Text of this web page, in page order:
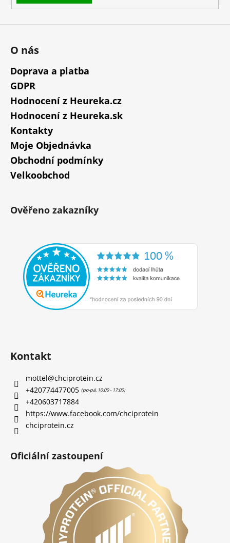
O nás
Doprava a platba
GDPR
Hodnocení z Heureka.cz
Hodnocení z Heureka.sk
Kontakty
Moje Objednávka
Obchodní podmínky
Velkoobchod
Ověřeno zakazníky
Kontakt
mottel@chciprotein.cz
+420774477005
+420603717884
https://www.facebook.com/chciprotein
chciprotein.cz
Oficiální zastoupení